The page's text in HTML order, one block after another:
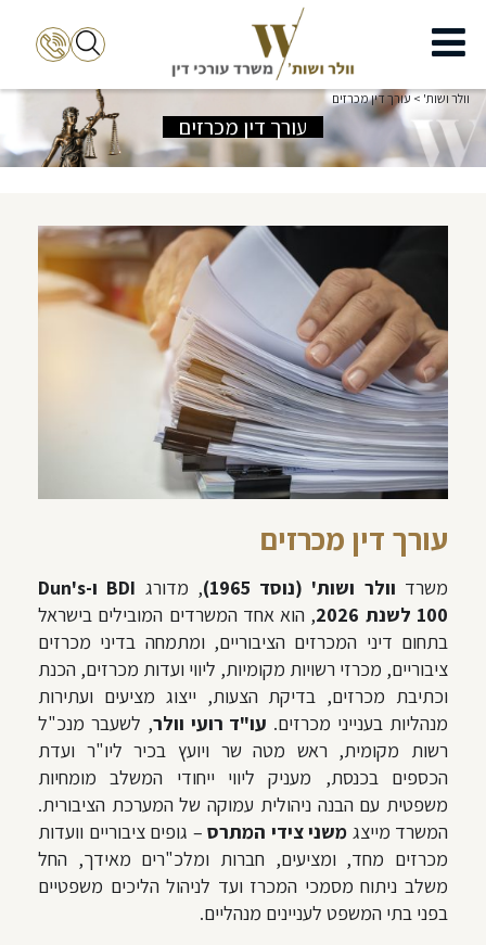
עורך דין מכרזים
וולר ושות' > עורך דין מכרזים
עורך דין מכרזים
משרד וולר ושות' (נוסד 1965) , מדורג
BDI ו-Dun's
100 לשנת 2026
, הוא אחד המשרדים המובילים בישראל
בתחום דיני המכרזים הציבוריים, ומתמחה בדיני מכרזים
ציבוריים, מכרזי רשויות מקומיות, ליווי ועדות מכרזים, הכנת
וכתיבת מכרזים, בדיקת הצעות, ייצוג מציעים ועתירות
מנהליות בענייני מכרזים. עו"ד רועי וולר, לשעבר מנכ"ל
רשות מקומית, ראש מטה שר ויועץ בכיר ליו"ר ועדת
הכספים בכנסת, מעניק ליווי ייחודי המשלב מומחיות
משפטית עם הבנה ניהולית עמוקה של המערכת הציבורית.
המשרד מייצג משני צידי המתרס – גופים ציבוריים וועדות
מכרזים מחד, ומציעים, חברות ומלכ"רים מאידך, החל
משלב ניתוח מסמכי המכרז ועד לניהול הליכים משפטיים
בפני בתי המשפט לעניינים מנהליים.